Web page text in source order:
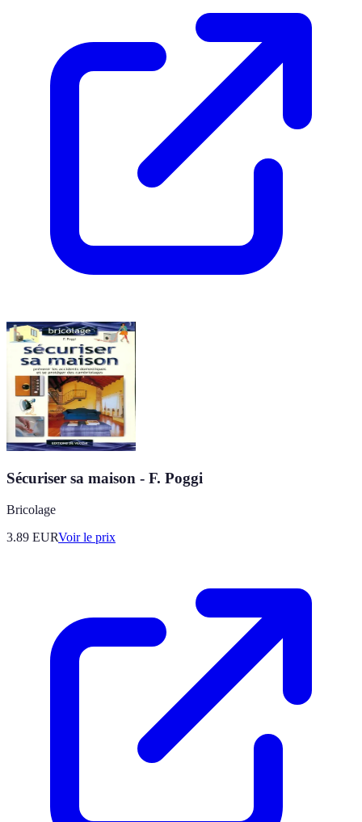
Sécuriser sa maison - F. Poggi
Bricolage
3.89 EURVoir le prix